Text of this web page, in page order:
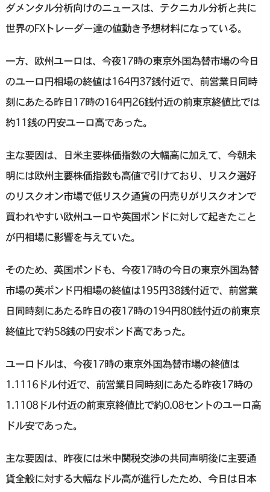
ダメンタル分析向けのニュースは、テクニカル分析と共に
世界のFXトレーダー達の値動き予想材料になっている。
一方、欧州ユーロは、今夜17時の東京外国為替市場の今日
のユーロ円相場の終値は164円37銭付近で、前営業日同時
刻にあたる昨日17時の164円26銭付近の前東京終値比では
約11銭の円安ユーロ高であった。
主な要因は、日米主要株価指数の大幅高に加えて、今朝未
明には欧州主要株価指数も高値で引けており、リスク選好
のリスクオン市場で低リスク通貨の円売りがリスクオンで
買われやすい欧州ユーロや英国ポンドに対して起きたこと
が円相場に影響を与えていた。
そのため、英国ポンドも、今夜17時の今日の東京外国為替
市場の英ポンド円相場の終値は195円38銭付近で、前営業
日同時刻にあたる昨日の夜17時の194円80銭付近の前東京
終値比で約58銭の円安ポンド高であった。
ユーロドルは、今夜17時の東京外国為替市場の終値は
1.1116ドル付近で、前営業日同時刻にあたる昨夜17時の
1.1108ドル付近の前東京終値比で約0.08セントのユーロ高
ドル安であった。
主な要因は、昨夜には米中関税交渉の共同声明後に主要通
貨全般に対する大幅なドル高が進行したため、今日は日本